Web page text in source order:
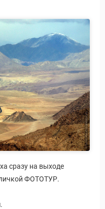
сразу на выходе
ФОТОТУР.